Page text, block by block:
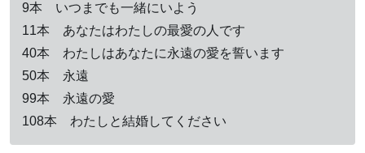
9本 いつまでも一緒にいよう
11本 あなたはわたしの最愛の人です
40本 わたしはあなたに永遠の愛を誓います
50本 永遠
99本 永遠の愛
108本 わたしと結婚してください